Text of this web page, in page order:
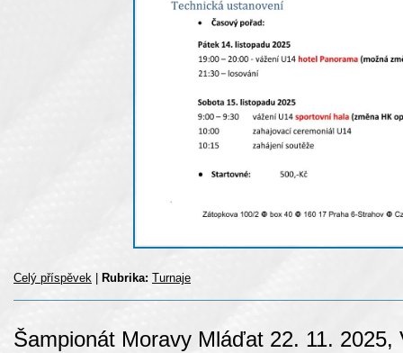
Celý příspěvek Rubrika: Turnaje
Šampionát Moravy Mláďat 22. 11. 2025,